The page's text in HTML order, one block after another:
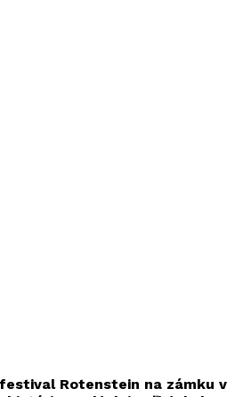
Rotenstein na zámku v